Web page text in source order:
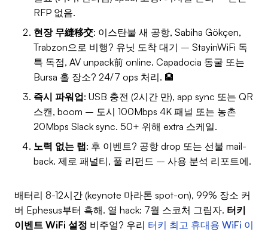
RFP 없음.
현장 무縫移交: 이스탄불 새 공항, Sabiha Gökçen,
Trabzon으로 비행? 유닛 도착 대기 – StayinWiFi 독
특 독점, AV unpack前 online. Capadocia 동굴 또는
Bursa 홀 장소? 24/7 ops 처리. 🏨
즉시 파워업: USB 충전 (2시간 만), app sync 또는 QR
스캔, boom – 도시 100Mbps 4K 패널 또는 농촌
20Mbps Slack sync. 50+ 위해 extra 스케일.
노력 없는 랩: 후 이벤트? 공항 drop 또는 선불 mail-
back. 제로 패널티, 풀 리펀드 – 사용 분석 리포트에.
배터리 8-12시간 (keynote 마라톤 spot-on), 99% 장소 커
버 Ephesus부터 흑해. 열 hack: 7월 스코처 그림자. 터키
이벤트 WiFi 설정 비주얼? 우리 터키 최고 휴대용 WiFi 이